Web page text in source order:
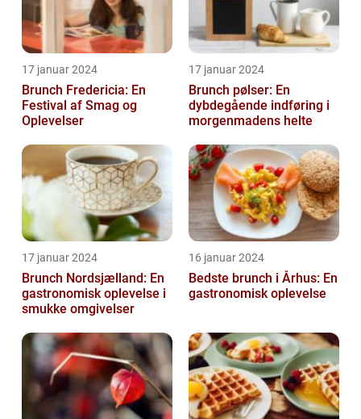
17 januar 2024
Brunch Fredericia: En
Festival af Smag og
Oplevelser
17 januar 2024
Brunch pølser: En
dybdegående indføring i
morgenmadens helte
17 januar 2024
Brunch Nordsjælland: En
gastronomisk oplevelse i
smukke omgivelser
16 januar 2024
Bedste brunch i Århus: En
gastronomisk oplevelse